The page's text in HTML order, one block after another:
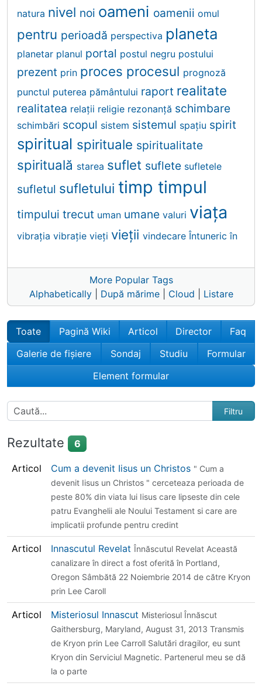
natura nivel noi oameni oamenii omul
pentru perioadă perspectiva planeta
planetar planul portal postul negru postului
prezent prin proces procesul prognoză
punctul puterea pământului raport realitate
realitatea relații religie rezonanţă schimbare
schimbări scopul sistem sistemul spațiu spirit
spiritual spirituale spiritualitate
spirituală starea suflet suflete sufletele
sufletul sufletului timp timpul
timpului trecut uman umane valuri viaţa
vibraţia vibrație vieți vieții vindecareÎntunericîn
More Popular Tags
Alphabetically| După mărime| Cloud Listare
Toate Pagină Wiki Articol Director
Faq
Galerie de fișiere
Sondaj Studiu
Formular
Element formular
Rezultate 6
Articol Cum a devenit Iisus un Christos " Cum a
devenit Iisus un Christos " cerceteaza perioada de
peste 80% din viata lui Iisus care lipseste din cele
patru Evanghelii ale Noului Testament si care are
implicatii profunde pentru credint
Articol Innascutul Revelat Înnăscutul Revelat Această
canalizare în direct a fost oferită în Portland,
Oregon Sâmbătă 22 Noiembrie 2014 de către Kryon
prin Lee Caroll
Articol Misteriosul Innascut Misteriosul Înnăscut
Gaithersburg, Maryland, August 31, 2013 Transmis
de Kryon prin Lee Carroll Salutări dragilor, eu sunt
Kryon din Serviciul Magnetic. Partenerul meu se dă
la o parte